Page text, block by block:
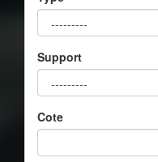
Support
Cote